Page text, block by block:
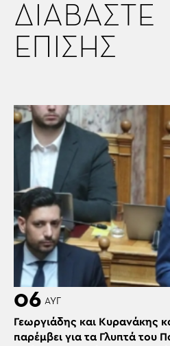
ΔΙΑΒΑΣΤΕ
ΕΠΙΣΗΣ
06 ΑΥΓ
Γεωργιάδης και Κυρανάκης
παρέμβει για τα Γλυπτά του